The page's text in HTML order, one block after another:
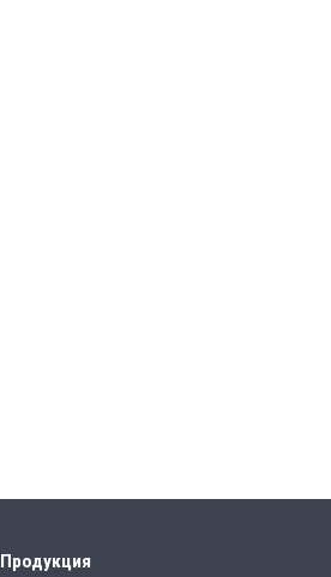
Продукция